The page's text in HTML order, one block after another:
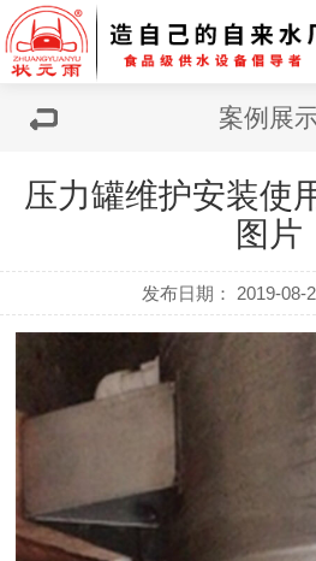
案例展
压力罐维护安装使
图片
发布日期： 2019-08-